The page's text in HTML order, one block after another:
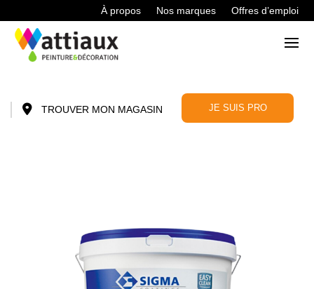
À propos Nos marques Offres d’emploi
TROUVER MON MAGASIN JE SUIS PRO